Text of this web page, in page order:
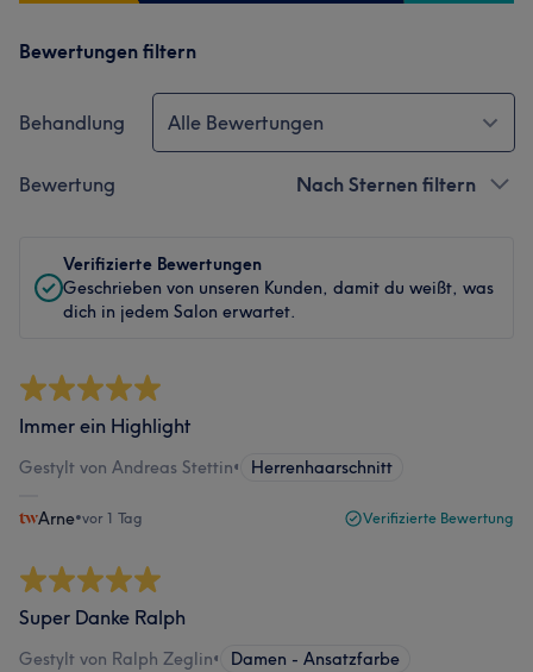
Bewertungen filtern
Behandlung Alle Bewertungen
Bewertung Nach Sternen filtern
Verifizierte Bewertungen
Geschrieben von unseren Kunden, damit du weißt, was
dich in jedem Salon erwartet.
Immer ein Highlight
Gestylt von Andreas Stettin• Herrenhaarschnitt
Arne•vor 1 Tag Verifizierte Bewertung
Super Danke Ralph
Gestylt von Ralph Zeglin• Damen - Ansatzfarbe